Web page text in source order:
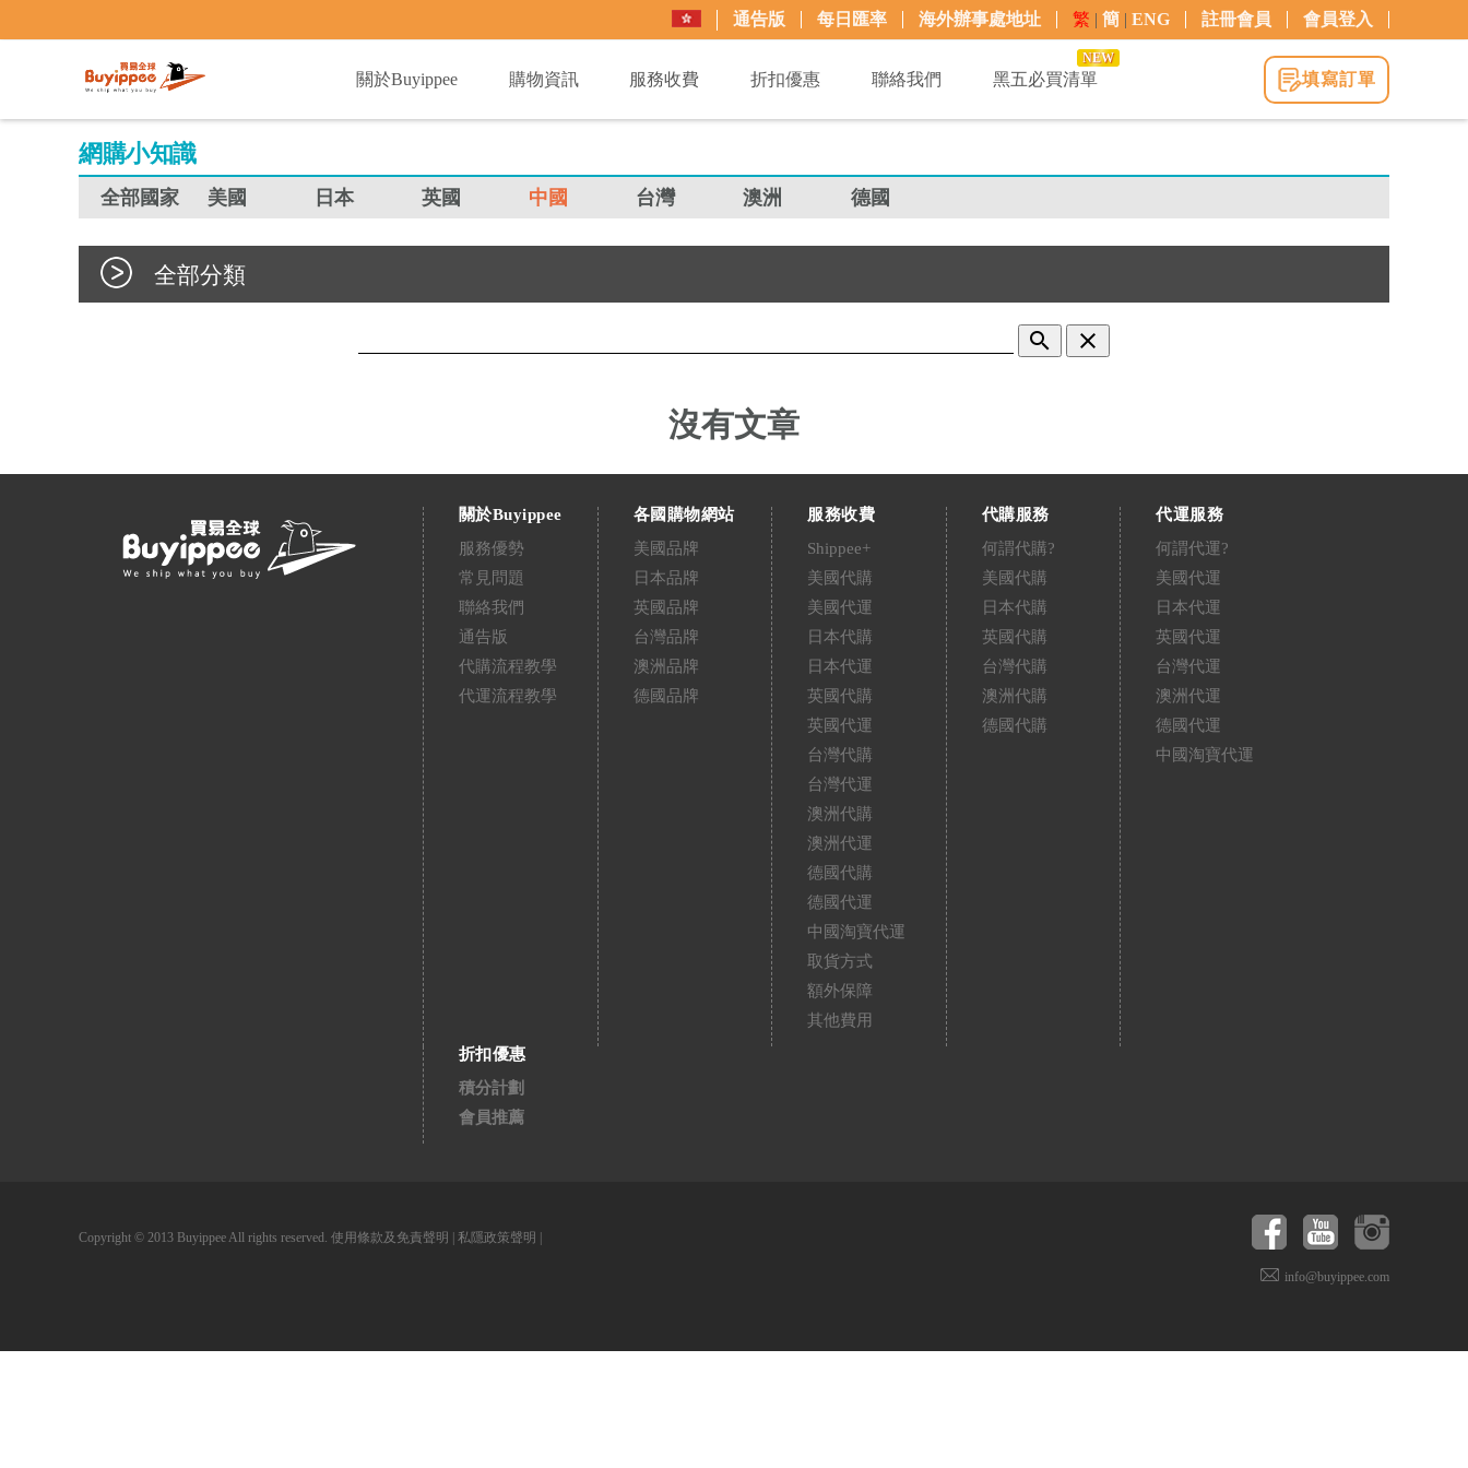
通告版 每日匯率 海外辦事處地址 繁 | 簡 | ENG 註冊會員 會員登入
關於Buyippee
購物資訊 服務收費 折扣優惠 聯絡我們 黑五必買清單
NEW
填寫訂單
網購小知識
全部國家 美國 日本 英國 中國 台灣 澳洲 德國
全部分類
search clear
沒有文章
關於Buyippee
服務優勢
常見問題
聯絡我們
通告版
代購流程教學
代運流程教學
各國購物網站
美國品牌
日本品牌
英國品牌
台灣品牌
澳洲品牌
德國品牌
服務收費
Shippee+
美國代購
美國代運
日本代購
日本代運
英國代購
英國代運
台灣代購
台灣代運
澳洲代購
澳洲代運
德國代購
德國代運
中國淘寶代運
取貨方式
額外保障
其他費用
代購服務
何謂代購?
美國代購
日本代購
英國代購
台灣代購
澳洲代購
德國代購
代運服務
何謂代運?
美國代運
日本代運
英國代運
台灣代運
澳洲代運
德國代運
中國淘寶代運
折扣優惠
積分計劃
會員推薦
Copyright © 2013 Buyippee All rights reserved. 使用條款及免責聲明 私隱政策聲明
info@buyippee.com